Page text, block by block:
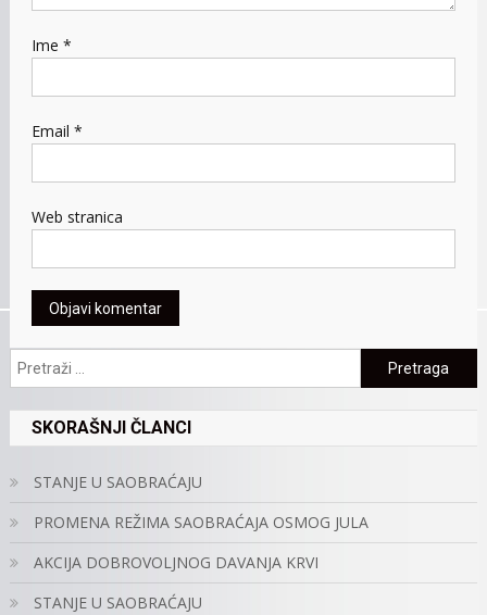
Ime *
Email *
Web stranica
Pretraga:
SKORAŠNJI ČLANCI
STANJE U SAOBRAĆAJU
PROMENA REŽIMA SAOBRAĆAJA OSMOG JULA
AKCIJA DOBROVOLJNOG DAVANJA KRVI
STANJE U SAOBRAĆAJU